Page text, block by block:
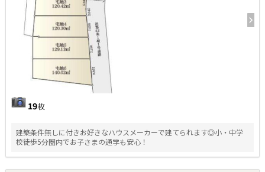
19枚
建築条件無しに付きお好きなハウスメーカーで建てられます◎小・中学
校徒歩5分圏内でお子さまの通学も安心！